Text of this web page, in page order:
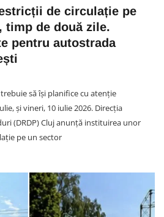
de circulație pe
timp de două zile.
pentru autostrada
să își planifice cu atenție
și vineri, 10 iulie 2026. Direcția
(DRDP) Cluj anunță instituirea unor
pe un sector